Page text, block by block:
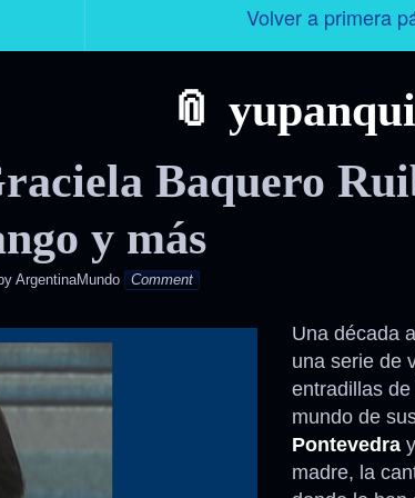
Volver a primera
Radio –
yupanqui
Baquero
y más
by ArgentinaMundo Comment
Una década
una serie de
entradillas
mundo de
Pontevedray
madre, la